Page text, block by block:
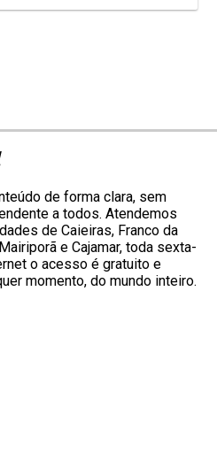
de forma clara, sem
a todos. Atendemos
de Caieiras, Franco da
e Cajamar, toda sexta-
o acesso é gratuito e
momento, do mundo inteiro.